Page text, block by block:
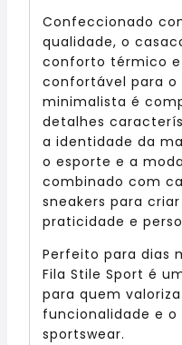
Confeccionado
qualidade, o
conforto térmico
confortável para o
minimalista é
detalhes
a identidade da
o esporte e a
combinado com
sneakers para
praticidade e
Perfeito para dias
Fila Stile Sport é
para quem
funcionalidade e
sportswear.